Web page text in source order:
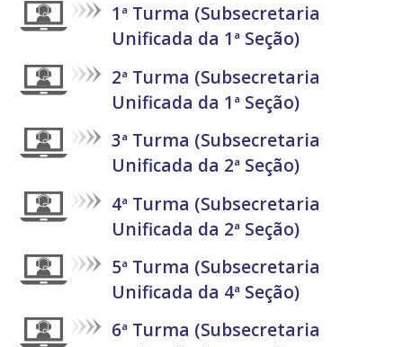
1ª Turma (Subsecretaria
Unificada da 1ª Seção)
2ª Turma (Subsecretaria
Unificada da 1ª Seção)
3ª Turma (Subsecretaria
Unificada da 2ª Seção)
4ª Turma (Subsecretaria
Unificada da 2ª Seção)
5ª Turma (Subsecretaria
Unificada da 4ª Seção)
6ª Turma (Subsecretaria